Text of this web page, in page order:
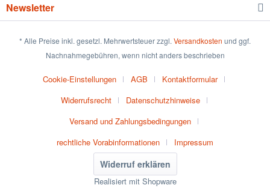
Newsletter
* Alle Preise inkl. gesetzl. Mehrwertsteuer zzgl. Versandkosten und ggf.
Nachnahmegebühren, wenn nicht anders beschrieben
Cookie-Einstellungen AGB
Kontaktformular
Widerrufsrecht
Datenschutzhinweise
Versand und Zahlungsbedingungen
rechtliche Vorabinformationen
Impressum
Widerruf erklären
Realisiert mit Shopware